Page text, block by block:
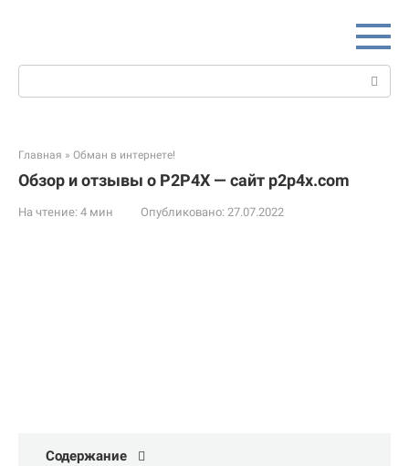
Поиск:
Главная » Обман в интернете!
Обзор и отзывы о P2P4X — сайт p2p4x.com
На чтение: 4 мин Опубликовано: 27.07.2022
Содержание